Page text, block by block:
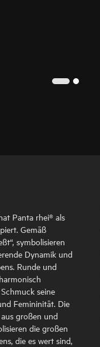
Panta rhei® als
Gemäß
symbolisieren
Dynamik und
Runde und
seine
Femininität. Die
großen und
die großen
die es wert sind,